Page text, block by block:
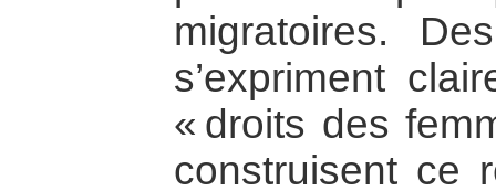
migratoires.
s’expriment
« droits des
construisent ce